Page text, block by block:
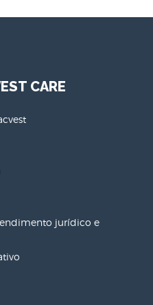
CARE
jurídico e